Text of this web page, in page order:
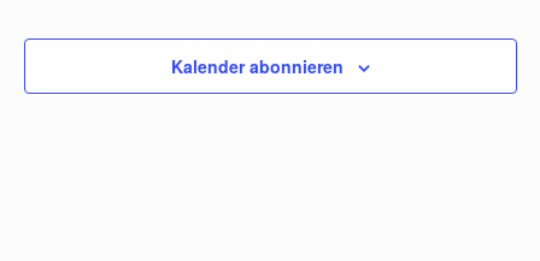
Kalender abonnieren